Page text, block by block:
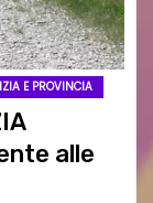
E PROVINCIA
alle